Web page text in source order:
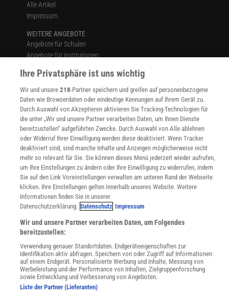
Alle Artikel
Impressum
WEITERE ANGEBOTE
Angebote für Schulen
Angebote für Institutionen
Lexika
Für Spektrum schreiben
Zugänglichkeitserklärung
WEBSEITEN
KielSCN
Wissenschaft in die Schulen
SciLogs
Uns finden Sie auch hier:
Ihre Privatsphäre ist uns wichtig
Wir und unsere218-Partner speichern und greifen auf personenbezogene
Daten wie Browserdaten oder eindeutige Kennungen auf Ihrem Gerät zu.
Durch Auswahl von Akzeptieren aktivieren Sie Tracking-Technologien für
die unter „Wir und unsere Partner verarbeiten Daten, um Ihnen Dienste
bereitzustellen“ aufgeführten Zwecke. Durch Auswahl von Alle ablehnen
oder Widerruf Ihrer Einwilligung werden diese deaktiviert. Wenn Tracker
deaktiviert sind, sind manche Inhalte und Anzeigen möglicherweise nicht
mehr so relevant für Sie. Sie können dieses Menü jederzeit wieder aufrufen,
um Ihre Einstellungen zu ändern oder Ihre Einwilligung zu widerrufen, indem
Sie auf den Link Voreinstellungen verwalten am unteren Rand der Webseite
klicken. Ihre Einstellungen gelten innerhalb unseres Website. Weitere
Informationen finden Sie in unserer
Datenschutzerklärung. Datenschutz Impressum
Wir und unsere Partner verarbeiten Daten, um Folgendes
bereitzustellen:
Verwendung genauer Standortdaten. Endgeräteeigenschaften zur
Identifikation aktiv abfragen. Speichern von oder Zugriff auf Informationen
auf einem Endgerät. Personalisierte Werbung und Inhalte, Messung von
Werbeleistung und der Performance von Inhalten, Zielgruppenforschung
sowie Entwicklung und Verbesserung von Angeboten.
Liste der Partner (Lieferanten)